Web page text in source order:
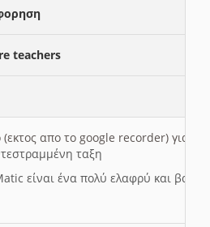
teachers
(εκτος απο το google recorder) για
ταξη
είναι ένα πολύ ελαφρύ και